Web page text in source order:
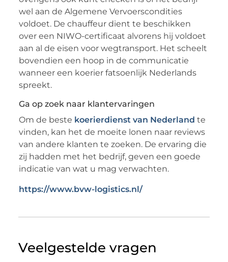
wel aan de Algemene Vervoerscondities
voldoet. De chauffeur dient te beschikken
over een NIWO-certificaat alvorens hij voldoet
aan al de eisen voor wegtransport. Het scheelt
bovendien een hoop in de communicatie
wanneer een koerier fatsoenlijk Nederlands
spreekt.
Ga op zoek naar klantervaringen
Om de beste koerierdienst van Nederland te
vinden, kan het de moeite lonen naar reviews
van andere klanten te zoeken. De ervaring die
zij hadden met het bedrijf, geven een goede
indicatie van wat u mag verwachten.
https://www.bvw-logistics.nl/
Veelgestelde vragen